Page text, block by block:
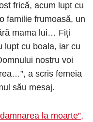
frică, acum lupt cu
familie frumoasă, un
mama lui… Fiţi
cu boala, iar cu
nostru voi
a scris femeia
său mesaj.
la moarte”,